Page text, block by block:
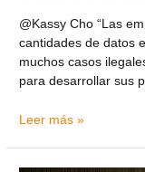
@Kassy Cho “Las
cantidades de datos
muchos casos
para desarrollar sus
Leer más »